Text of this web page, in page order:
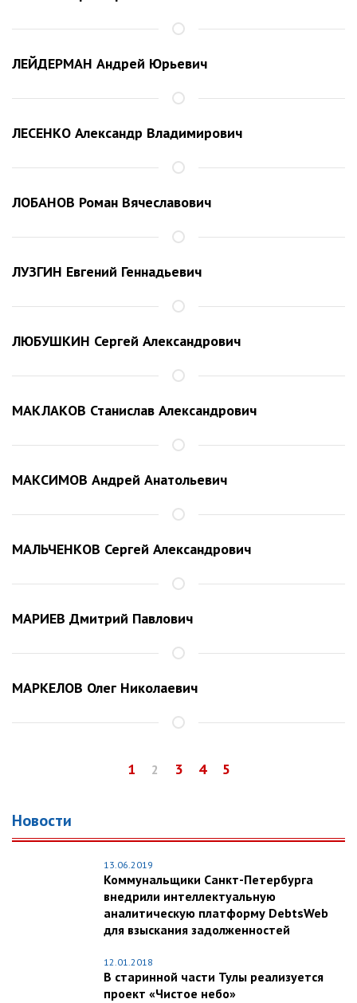
ЛЕЙДЕРМАН Андрей Юрьевич
ЛЕСЕНКО Александр Владимирович
ЛОБАНОВ Роман Вячеславович
ЛУЗГИН Евгений Геннадьевич
ЛЮБУШКИН Сергей Александрович
МАКЛАКОВ Станислав Александрович
МАКСИМОВ Андрей Анатольевич
МАЛЬЧЕНКОВ Сергей Александрович
МАРИЕВ Дмитрий Павлович
МАРКЕЛОВ Олег Николаевич
1 2 3 4 5
Новости
13.06.2019
Коммунальщики Санкт-Петербурга
внедрили интеллектуальную
аналитическую платформу DebtsWeb
для взыскания задолженностей
12.01.2018
В старинной части Тулы реализуется
проект «Чистое небо»